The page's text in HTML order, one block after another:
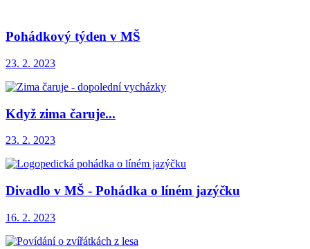
Pohádkový týden v MŠ
23. 2. 2023
Když zima čaruje...
23. 2. 2023
Divadlo v MŠ - Pohádka o líném jazýčku
16. 2. 2023